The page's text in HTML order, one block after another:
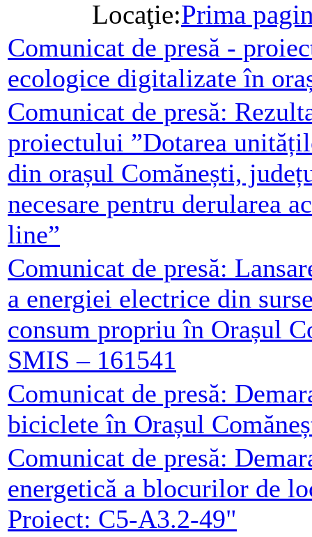
Locaţie:Prima
Comunicat de presă -
ecologice digitalizate în
Comunicat de presă:
proiectului ”Dotarea
din orașul Comănești,
necesare pentru derularea
line”
Comunicat de presă:
a energiei electrice din
consum propriu în Orașul
SMIS – 161541
Comunicat de presă:
biciclete în Orașul
Comunicat de presă:
energetică a blocurilor de
Proiect: C5-A3.2-49"